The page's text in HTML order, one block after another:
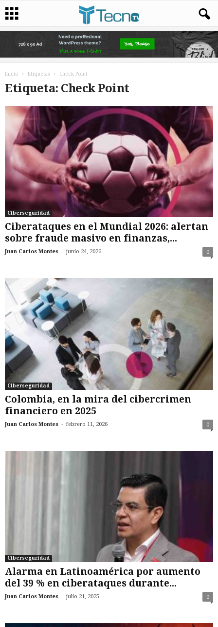
Inicio Etiquetas Check Point
Etiqueta: Check Point
Ciberseguridad
Ciberataques en el Mundial 2026: alertan
sobre fraude masivo en finanzas,...
Juan Carlos Montes - junio 24, 2026 0
Ciberseguridad
Colombia, en la mira del cibercrimen
financiero en 2025
Juan Carlos Montes - febrero 11, 2026 0
Ciberseguridad
Alarma en Latinoamérica por aumento
del 39 % en ciberataques durante...
Juan Carlos Montes - julio 21, 2025 0